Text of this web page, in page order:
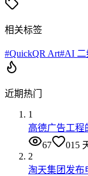
相关标签
#QuickQR Art#AI
近期热门
1
高德广告工程
67
015
2
淘天集团发布